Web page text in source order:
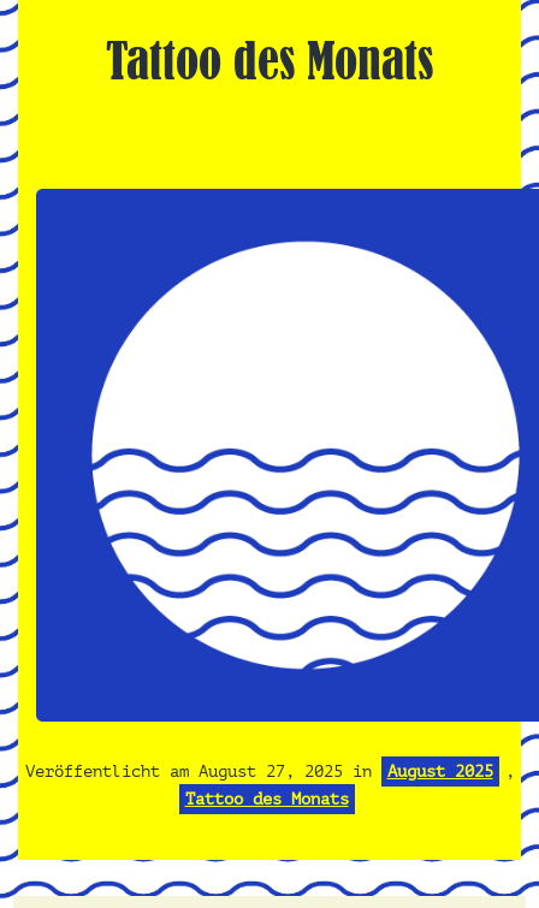
Tattoo des Monats
Veröffentlicht am August 27, 2025 in August 2025
,
Tattoo des Monats